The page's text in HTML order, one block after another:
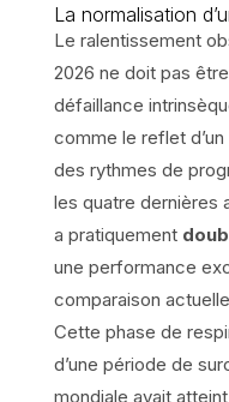
La normalisation
Le ralentissement
2026 ne doit pas
défaillance
comme le reflet d’un
des rythmes de
les quatre dernières
a pratiquement
une performance
comparaison
Cette phase de
d’une période de
mondiale avait